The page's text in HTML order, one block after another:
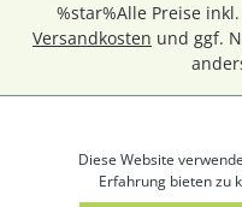
%star%Alle Preise
Versandkosten und ggf.
Diese Website
Erfahrung bieten zu